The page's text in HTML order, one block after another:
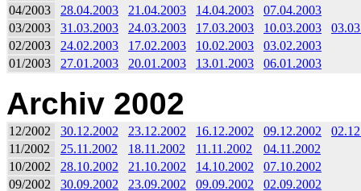
04/2003
28.04.2003 21.04.2003 14.04.2003
07.04.2003
03/2003
31.03.2003 24.03.2003 17.03.2003 10.03.2003
02/2003
24.02.2003 17.02.2003 10.02.2003
03.02.2003
01/2003
27.01.2003 20.01.2003 13.01.2003 06.01.2003
Archiv 2002
12/2002 30.12.2002 23.12.2002 16.12.2002 09.12.2002
11/2002
25.11.2002 18.11.2002 11.11.2002
04.11.2002
10/2002
28.10.2002 21.10.2002 14.10.2002
07.10.2002
09/2002
30.09.2002 23.09.2002 09.09.2002
02.09.2002